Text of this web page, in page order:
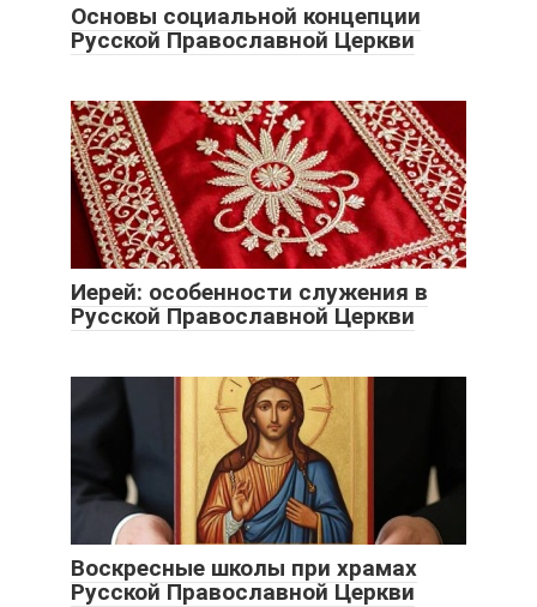
Основы социальной концепции
Русской Православной Церкви
Иерей: особенности служения в
Русской Православной Церкви
Воскресные школы при храмах
Русской Православной Церкви